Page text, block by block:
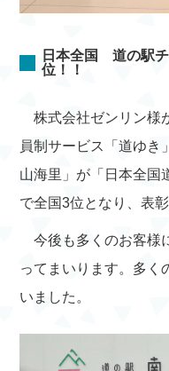
日本全国 道の駅
位！！
株式会社ゼンリン様
員制サービス「道ゆき
山海里」が「日本全国
で全国3位となり、表
今後も多くのお客様
ってまいります。多く
いました。